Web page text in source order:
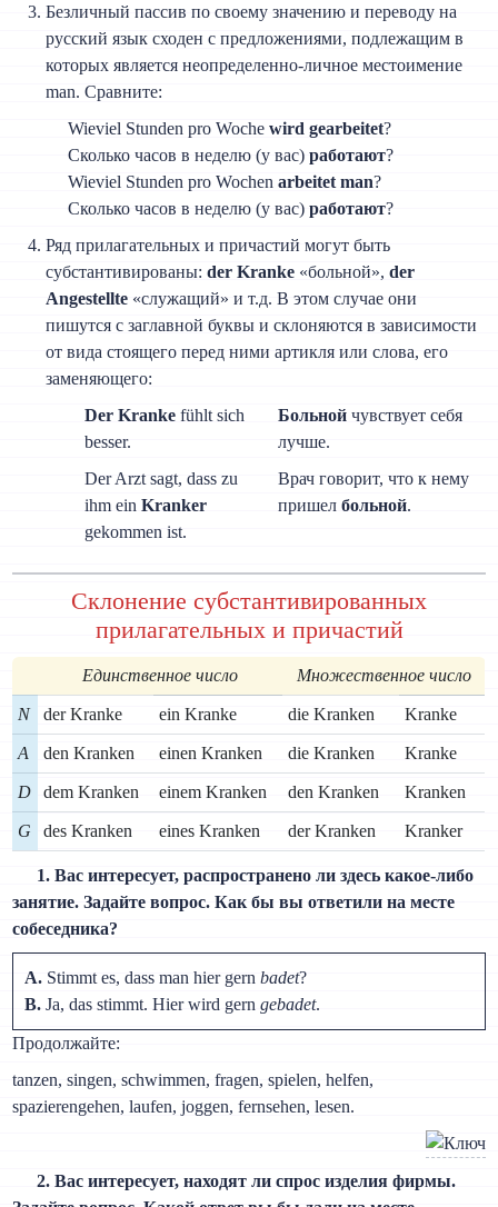
Безличный пассив по своему значению и переводу на
русский язык сходен с предложениями, подлежащим в
которых является неопределенно-личное местоимение
man. Сравните:
Wieviel Stunden pro Wochewird gearbeitet?
Сколько часов в неделю (у вас)работают?
Wieviel Stunden pro Wochenarbeitet man?
Сколько часов в неделю (у вас)работают?
Ряд прилагательных и причастий могут быть
субстантивированы:der Kranke «больной»,der
Angestellte «служащий» и т.д. В этом случае они
пишутся с заглавной буквы и склоняются в зависимости
от вида стоящего перед ними артикля или слова, его
заменяющего:
Der Kranke fühlt sich
besser.
Больной чувствует себя
лучше.
Der Arzt sagt, dass zu
ihm einKranker
gekommen ist.
Врач говорит, что к нему
пришелбольной.
Склонение субстантивированных
прилагательных и причастий
Единственное число Множественное число
N der Kranke ein Kranke die Kranken Kranke
A den Kranken einen Kranken die Kranken Kranke
D dem Kranken einem Kranken den Kranken Kranken
G des Kranken eines Kranken der Kranken Kranker
1. Вас интересует, распространено ли здесь какое-либо
занятие. Задайте вопрос. Как бы вы ответили на месте
собеседника?
A. Stimmt es, dass man hier gernbadet?
B. Ja, das stimmt. Hier wird gerngebadet.
Продолжайте:
tanzen, singen, schwimmen, fragen, spielen, helfen,
spazierengehen, laufen, joggen, fernsehen, lesen.
2. Вас интересует, находят ли спрос изделия фирмы.